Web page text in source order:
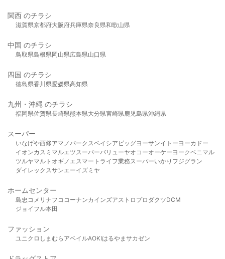
関西 のチラシ
滋賀県京都府大阪府兵庫県奈良県和歌山県
中国 のチラシ
鳥取県島根県岡山県広島県山口県
四国 のチラシ
徳島県香川県愛媛県高知県
九州・沖縄 のチラシ
福岡県佐賀県長崎県熊本県大分県宮崎県鹿児島県沖縄県
スーパー
いなげや西條アマノパークスベイシア ビッグヨーサンイトーヨーカドー
イオンカスミ マルエツスーパーバリューヤオコーオーケー ヨークベニマル
ツルヤマルト オギノ エスマート ライフ業務スーパーいかり フジグラン
ダイレックスサンエーイズミヤ
ホームセンター
島忠 コメリ ナフコ コーナンカインズアストロプロダクツDCM
ジョイフル本田
ファッション
ユニクロ しまむら アベイルAOKIはるやま サカゼン